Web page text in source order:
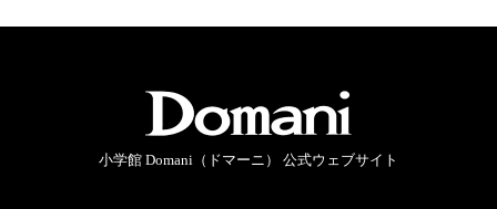
小学館 Domani（ドマーニ） 公式ウェブサイト